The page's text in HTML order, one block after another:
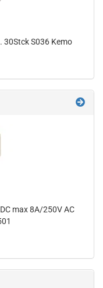
30Stck S036 Kemo
max 8A/250V AC